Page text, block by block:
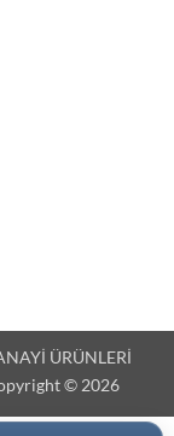
ÜRÜNLERİ
© 2026